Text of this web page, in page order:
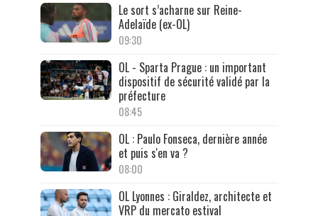
Le sort s’acharne sur Reine-
Adelaïde (ex-OL)
09:30
OL - Sparta Prague : un important
dispositif de sécurité validé par la
préfecture
08:45
OL : Paulo Fonseca, dernière année
et puis s'en va ?
08:00
OL Lyonnes : Giraldez, architecte et
VRP du mercato estival